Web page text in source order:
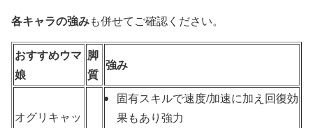
各キャラの強みも併せてご確認ください。
おすすめウマ
娘
脚
質
強み
オグリキャッ
固有スキルで速度/加速に加え回復効
果もあり強力